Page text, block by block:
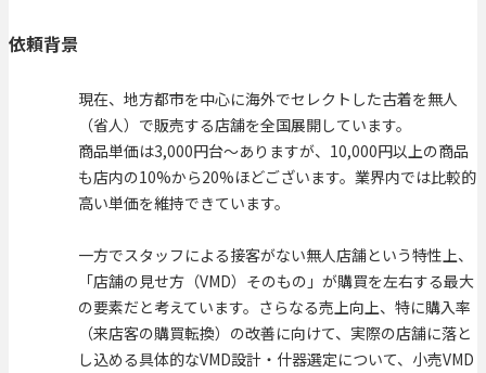
依頼背景
現在、地方都市を中心に海外でセレクトした古着を無人
（省人）で販売する店舗を全国展開しています。
商品単価は3,000円台〜ありますが、10,000円以上の商品
も店内の10%から20%ほどございます。業界内では比較的
高い単価を維持できています。
一方でスタッフによる接客がない無人店舗という特性上、
「店舗の見せ方（VMD）そのもの」が購買を左右する最大
の要素だと考えています。さらなる売上向上、特に購入率
（来店客の購買転換）の改善に向けて、実際の店舗に落と
し込める具体的なVMD設計・什器選定について、小売VMD